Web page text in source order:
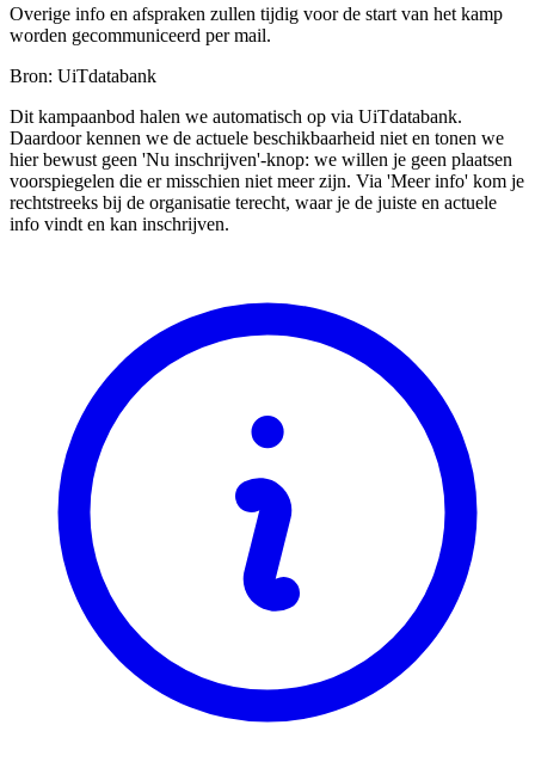
Overige info en afspraken zullen tijdig voor de start van het kamp
worden gecommuniceerd per mail.
Bron: UiTdatabank
Dit kampaanbod halen we automatisch op via UiTdatabank.
Daardoor kennen we de actuele beschikbaarheid niet en tonen we
hier bewust geen 'Nu inschrijven'-knop: we willen je geen plaatsen
voorspiegelen die er misschien niet meer zijn. Via 'Meer info' kom je
rechtstreeks bij de organisatie terecht, waar je de juiste en actuele
info vindt en kan inschrijven.